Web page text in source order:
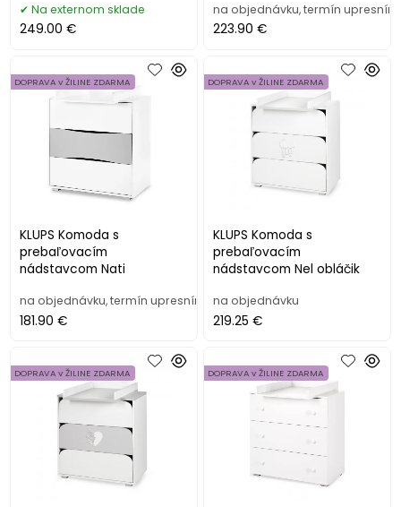
Na externom sklade
249.00 €
na objednávku, termín upresním
223.90 €
KLUPS Komoda s
prebaľovacím
nádstavcom Nati
DOPRAVA v ŽILINE ZDARMA
na objednávku, termín upresním
181.90 €
KLUPS Komoda s
prebaľovacím
nádstavcom Nel obláčik
DOPRAVA v ŽILINE ZDARMA
na objednávku
219.25 €
DOPRAVA v ŽILINE ZDARMA DOPRAVA v ŽILINE ZDARMA